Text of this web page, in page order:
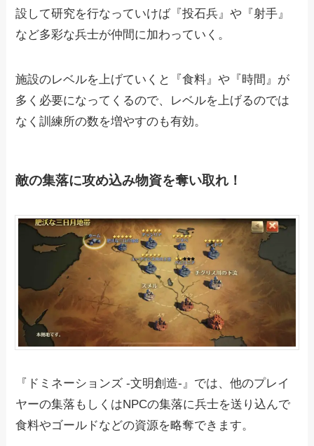
設して研究を行なっていけば『投石兵』や『射手』
など多彩な兵士が仲間に加わっていく。
施設のレベルを上げていくと『食料』や『時間』が
多く必要になってくるので、レベルを上げるのでは
なく訓練所の数を増やすのも有効。
敵の集落に攻め込み物資を奪い取れ！
『ドミネーションズ -文明創造-』では、他のプレイ
ヤーの集落もしくはNPCの集落に兵士を送り込んで
食料やゴールドなどの資源を略奪できます。